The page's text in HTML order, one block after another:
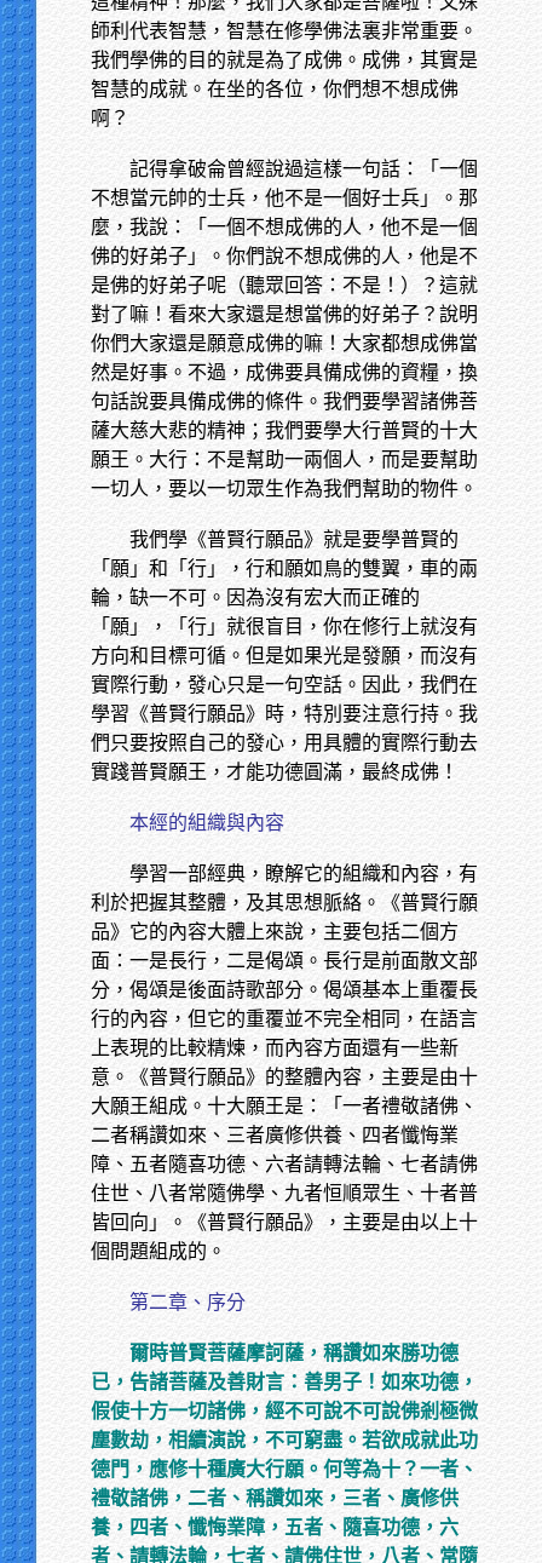
師利代表智慧，智慧在修學佛法裏非常重要。
我們學佛的目的就是為了成佛。成佛，其實是
智慧的成就。在坐的各位，你們想不想成佛
啊？
記得拿破侖曾經說過這樣一句話：「一個
不想當元帥的士兵，他不是一個好士兵」。那
麼，我說：「一個不想成佛的人，他不是一個
佛的好弟子」。你們說不想成佛的人，他是不
是佛的好弟子呢（聽眾回答：不是！）？這就
對了嘛！看來大家還是想當佛的好弟子？說明
你們大家還是願意成佛的嘛！大家都想成佛當
然是好事。不過，成佛要具備成佛的資糧，換
句話說要具備成佛的條件。我們要學習諸佛菩
薩大慈大悲的精神；我們要學大行普賢的十大
願王。大行：不是幫助一兩個人，而是要幫助
一切人，要以一切眾生作為我們幫助的物件。
我們學《普賢行願品》就是要學普賢的
「願」和「行」，行和願如鳥的雙翼，車的兩
輪，缺一不可。因為沒有宏大而正確的
「願」，「行」就很盲目，你在修行上就沒有
方向和目標可循。但是如果光是發願，而沒有
實際行動，發心只是一句空話。因此，我們在
學習《普賢行願品》時，特別要注意行持。我
們只要按照自己的發心，用具體的實際行動去
實踐普賢願王，才能功德圓滿，最終成佛！
本經的組織與內容
學習一部經典，瞭解它的組織和內容，有
利於把握其整體，及其思想脈絡。《普賢行願
品》它的內容大體上來說，主要包括二個方
面：一是長行，二是偈頌。長行是前面散文部
分，偈頌是後面詩歌部分。偈頌基本上重覆長
行的內容，但它的重覆並不完全相同，在語言
上表現的比較精煉，而內容方面還有一些新
意。《普賢行願品》的整體內容，主要是由十
大願王組成。十大願王是：「一者禮敬諸佛、
二者稱讚如來、三者廣修供養、四者懺悔業
障、五者隨喜功德、六者請轉法輪、七者請佛
住世、八者常隨佛學、九者恒順眾生、十者普
皆回向」。《普賢行願品》，主要是由以上十
個問題組成的。
第二章、序分
爾時普賢菩薩摩訶薩，稱讚如來勝功德
已，告諸菩薩及善財言：善男子！如來功德，
假使十方一切諸佛，經不可說不可說佛剎極微
塵數劫，相續演說，不可窮盡。若欲成就此功
德門，應修十種廣大行願。何等為十？一者、
禮敬諸佛，二者、稱讚如來，三者、廣修供
養，四者、懺悔業障，五者、隨喜功德，六
者、請轉法輪，七者、請佛住世，八者、常隨